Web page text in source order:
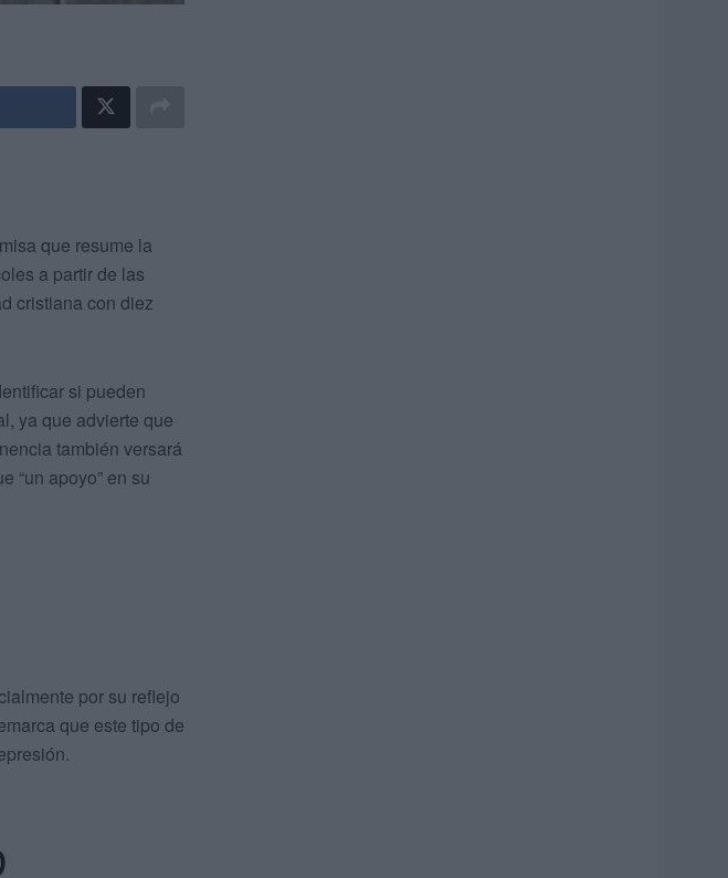
que resume la
a partir de las
cristiana con diez
si pueden
ya que advierte que
también versará
“un apoyo” en su
por su reflejo
que este tipo de